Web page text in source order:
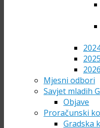
2025
2026
Mjesni odbori
Savjet mladih
Objave
Proračunski
Gradska